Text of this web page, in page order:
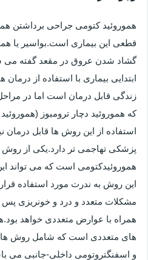
هموروئید کتومی جراحی برداشتن
قطعی این بیماری است.بواسیر یا
گشاد شدن عروق در مقعد گفته می
ابتدایی بیماری با استفاده از
زندگی قابل درمان است اما در
که هموروئید دچار ترومبوز
استفاده از این روش ها قابل
پزشکی تهاجمی تر دارد.یکی از روش
هموروئیدکتومی است که می تواند
این روش به ندرت مورد استفاده قرار
مشکلات متعدد و درد و خونریزی پس
همراه با عوارض متعددی خواهد
های متعددی است که شامل روش های
و اسفنگتروتومی داخلی-جانبی می